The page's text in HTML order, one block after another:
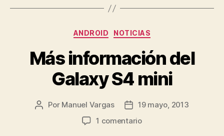
Categorías
ANDROID NOTICIAS
Más información del
Galaxy S4 mini
Autor
Por Manuel Vargas
Fecha
de
19 mayo, 2013
1 comentarioen